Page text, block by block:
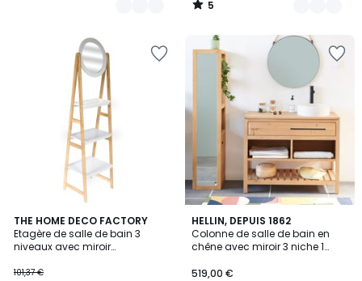
5
/
THE HOME DECO FACTORY
Etagère de salle de bain 3
niveaux avec miroir
101,37 €
HELLIN, DEPUIS 1862
Colonne de salle de bain en
chêne avec miroir 3 niche 1
519,00 €